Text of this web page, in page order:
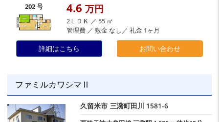
202 号 4.6 万円
2ＬＤＫ ／ 55 ㎡
管理費 ／ 敷金 なし／ 礼金 1ヶ月
詳細はこちら お問い合わせ
ファミルカワシマⅡ
久留米市 三潴町田川 1581-6